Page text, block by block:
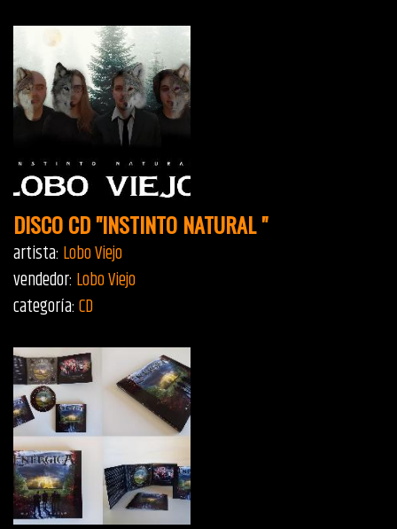
DISCO CD "INSTINTO NATURAL "
artista: Lobo Viejo
vendedor: Lobo Viejo
categoría:CD